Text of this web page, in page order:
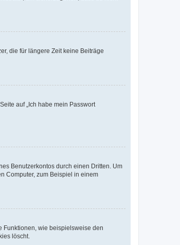
die für längere Zeit keine Beiträge
auf „Ich habe mein Passwort
Benutzerkontos durch einen Dritten. Um
Computer, zum Beispiel in einem
Funktionen, wie beispielsweise den
löscht.